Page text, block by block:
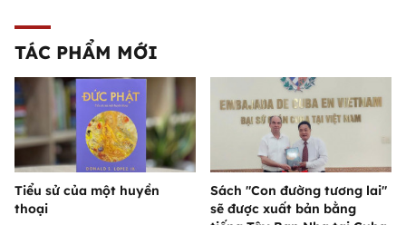
TÁC PHẨM MỚI
Tiểu sử của một huyền
thoại
Sách "Con đường tương lai"
sẽ được xuất bản bằng